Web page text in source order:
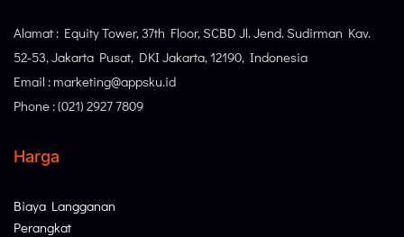
Alamat : Equity Tower, 37th Floor, SCBD Jl. Jend. Sudirman Kav.
52-53, Jakarta Pusat, DKI Jakarta, 12190, Indonesia
Email : marketing@appsku.id
Phone : (021) 2927 7809
Harga
Biaya Langganan
Perangkat